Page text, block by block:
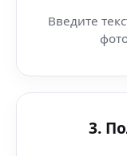
Введите
3.